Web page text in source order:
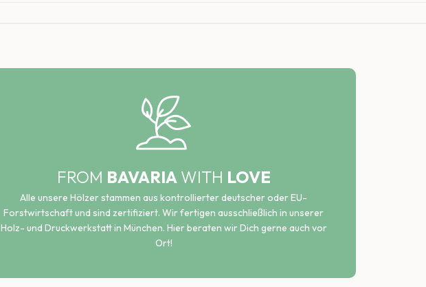
FROM BAVARIA WITH LOVE
Alle unsere Hölzer stammen aus kontrollierter deutscher oder EU-
Forstwirtschaft und sind zertifiziert. Wir fertigen ausschließlich in unserer
Holz- und Druckwerkstatt in München. Hier beraten wir Dich gerne auch vor
Ort!